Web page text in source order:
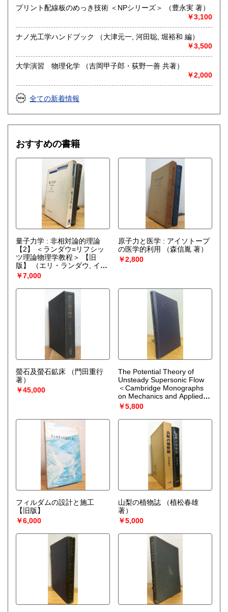
【地球科学(地質・鉱物)・天文学・動物学・植物学・その他
自然科学】
プリント配線板のめっき技術 ＜NPシリーズ＞ （豊永実 著）
￥3,100
ナノ光工学ハンドブック （大津元一, 河田聡, 堀裕和 編）
￥3,500
大学演習 物理化学 （吉岡甲子郎・荻野一善 共著）
￥2,000
全ての新着情報
おすすめの書籍
量子力学 : 非相対論的理論
【2】 ＜ランダウ=リフシッ
ツ理論物理学教程＞ 【旧
版】
（エリ・ランダウ, イ
ェ・リフシッツ 著、好村滋
洋・井上健男 訳）
￥7,000
原子力と医学 : アイソトープ
の医学的利用
（森信胤 著）
￥2,800
螢石及螢石鉱床
（門田重行
著）
￥45,000
The Potential Theory of
Unsteady Supersonic Flow
＜Cambridge Monographs
on Mechanics and Applied
Mathematics＞
Miles）
￥5,800
フィルダムの設計と施工
【旧版】
￥6,000
山梨の植物誌
（植松春雄
著）
￥5,000